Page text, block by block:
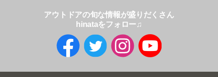
アウトドアの旬な情報が盛りだくさん
hinataをフォロー♫